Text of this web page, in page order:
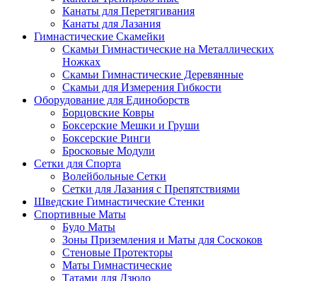
Канаты для Перетягивания
Канаты для Лазания
Гимнастические Скамейки
Скамьи Гимнастические на Металлических
Ножках
Скамьи Гимнастические Деревянные
Скамьи для Измерения Гибкости
Оборудование для Единоборств
Борцовские Ковры
Боксерские Мешки и Груши
Боксерские Ринги
Бросковые Модули
Сетки для Спорта
Волейбольные Сетки
Сетки для Лазания с Препятствиями
Шведские Гимнастические Стенки
Спортивные Маты
Будо Маты
Зоны Приземления и Маты для Соскоков
Стеновые Протекторы
Маты Гимнастические
Татами для Дзюдо